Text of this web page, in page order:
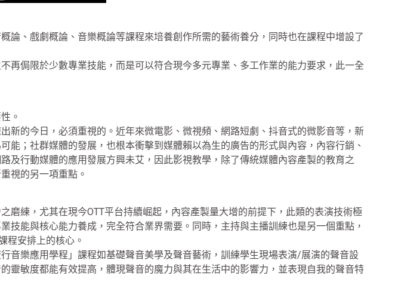
、戲劇概論、音樂概論等課程來培養創作所需的藝術養分，同時也在課程中增設了
侷限於少數專業技能，而是可以符合現今多元專業、多工作業的能力要求，此一全
。
的今日，必須重視的。近年來微電影、微視頻、網路短劇、抖音式的微影音等，新
；社群媒體的發展，也根本衝擊到媒體賴以為生的廣告的形式與內容，內容行銷、
及行動媒體的應用發展方興未艾，因此影視教學，除了傳統媒體內容產製的教育之
視的另一項重點。
練，尤其在現今OTT平台持續崛起，內容產製量大增的前提下，此類的表演技術極
能與核心能力養成，完全符合業界需要。同時，主持與主播訓練也是另一個重點，
程安排上的核心。
樂應用學程」課程如基礎聲音美學及聲音藝術，訓練學生現場表演/展演的聲音設
靈敏度都能有效提高，體現聲音的魔力與其在生活中的影響力，並表現自我的聲音特